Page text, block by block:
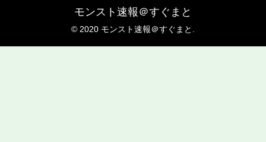
モンスト速報＠すぐまと
© 2020 モンスト速報＠すぐまと.